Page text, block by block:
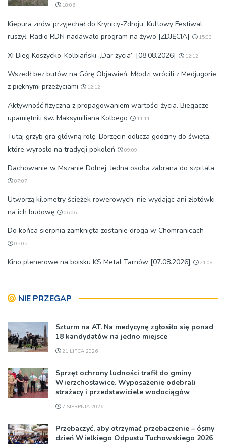
18:06
Kiepura znów przyjechał do Krynicy-Zdroju. Kultowy Festiwal
ruszył. Radio RDN nadawało program na żywo [ZDJĘCIA]
15:03
XI Bieg Koszycko-Kolbiański „Dar życia” [08.08.2026] 12:12
Wszedł bez butów na Górę Objawień. Młodzi wrócili z Medjugorie
z pięknymi przeżyciami
12:12
Aktywność fizyczna z propagowaniem wartości życia. Biegacze
upamiętnili św. Maksymiliana Kolbego
11:11
Tutaj grzyb gra główną rolę. Borzęcin odlicza godziny do święta,
które wyrosło na tradycji pokoleń
09:09
Dachowanie w Mszanie Dolnej. Jedna osoba zabrana do szpitala
07:07
Utworzą kilometry ścieżek rowerowych, nie wydając ani złotówki
na ich budowę
06:06
Do końca sierpnia zamknięta zostanie droga w Chomranicach
05:05
Kino plenerowe na boisku KS Metal Tarnów [07.08.2026] 21:09
NIE PRZEGAP
Szturm na AT. Na medycynę zgłosiło się ponad
18 kandydatów na jedno miejsce
21 LIPCA 2026
Sprzęt ochrony ludności trafił do gminy
Wierzchosławice. Wyposażenie odebrali
strażacy i przedstawiciele wodociągów
7 SIERPNIA 2026
Przebaczyć, aby otrzymać przebaczenie – ósmy
dzień Wielkiego Odpustu Tuchowskiego 2026